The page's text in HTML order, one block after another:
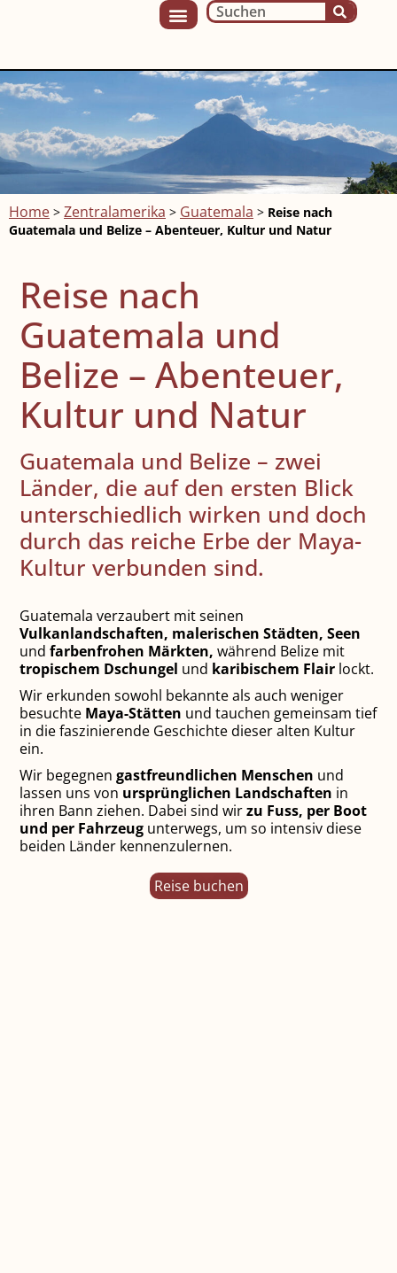
Home > Zentralamerika > Guatemala > Reise nach
Guatemala und Belize – Abenteuer, Kultur und Natur
Reise nach
Guatemala und
Belize – Abenteuer,
Kultur und Natur
Guatemala und Belize – zwei
Länder, die auf den ersten Blick
unterschiedlich wirken und doch
durch das reiche Erbe der Maya-
Kultur verbunden sind.
Guatemala verzaubert mit seinen
Vulkanlandschaften, malerischen Städten, Seen
undfarbenfrohen Märkten, während Belize mit
tropischem Dschungel und karibischem Flair lockt.
Wir erkunden sowohl bekannte als auch weniger
besuchte Maya-Stätten und tauchen gemeinsam tief
in die faszinierende Geschichte dieser alten Kultur
ein.
Wir begegnengastfreundlichen Menschen und
lassen uns von ursprünglichen Landschaften in
ihren Bann ziehen. Dabei sind wirzu Fuss, per Boot
und per Fahrzeug unterwegs, um so intensiv diese
beiden Länder kennenzulernen.
Reise buchen